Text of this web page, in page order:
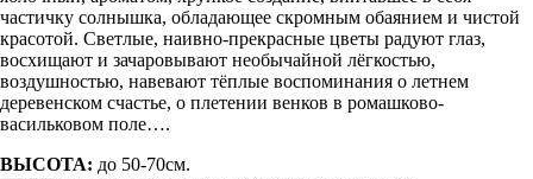
частичку солнышка, обладающее скромным обаянием и чистой
красотой. Светлые, наивно-прекрасные цветы радуют глаз,
восхищают и зачаровывают необычайной лёгкостью,
воздушностью, навевают тёплые воспоминания о летнем
деревенском счастье, о плетении венков в ромашково-
васильковом поле….
ВЫСОТА: до 50-70см.